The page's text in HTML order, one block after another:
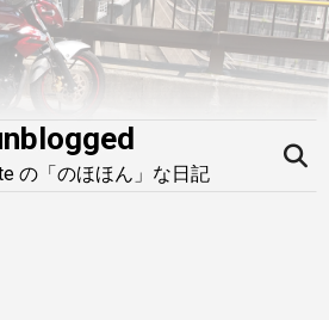
の「のほほん」な日記